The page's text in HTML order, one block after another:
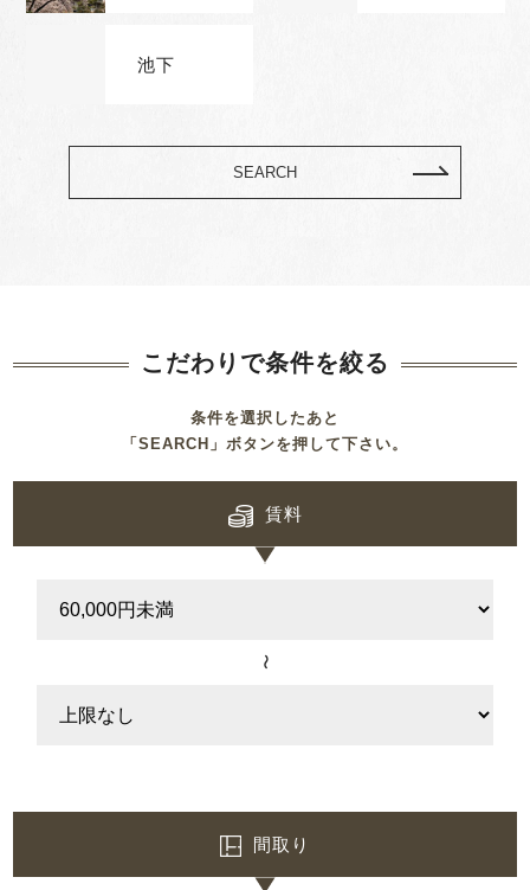
池下
SEARCH
こだわりで条件を絞る
条件を選択したあと
「SEARCH」ボタンを押して下さい。
賃料
〜
間取り